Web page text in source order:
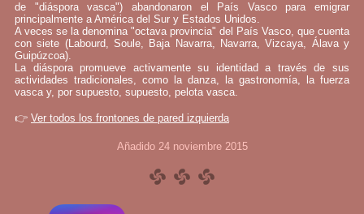
de "diáspora vasca") abandonaron el País Vasco para emigrar
principalmente a América del Sur y Estados Unidos.
A veces se la denomina "octava provincia" del País Vasco, que cuenta
con siete (Labourd, Soule, Baja Navarra, Navarra, Vizcaya, Álava y
Guipúzcoa).
La diáspora promueve activamente su identidad a través de sus
actividades tradicionales, como la danza, la gastronomía, la fuerza
vasca y, por supuesto, supuesto, pelota vasca.
👉 Ver todos los frontones de pared izquierda
Añadido 24 noviembre 2015